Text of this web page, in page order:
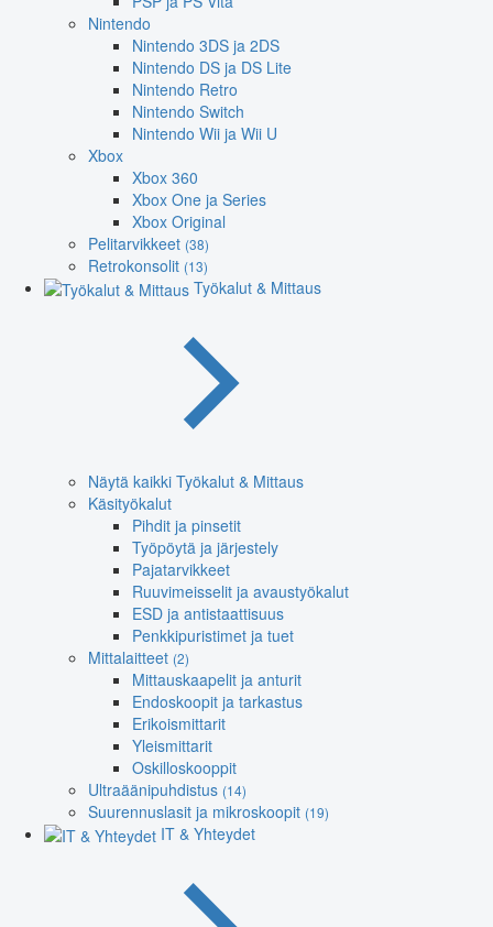
Nintendo
Nintendo 3DS ja 2DS
Nintendo DS ja DS Lite
Nintendo Retro
Nintendo Switch
Nintendo Wii ja Wii U
Xbox
Xbox 360
Xbox One ja Series
Xbox Original
Pelitarvikkeet (38)
Retrokonsolit (13)
Työkalut & Mittaus
Näytä kaikki Työkalut & Mittaus
Käsityökalut
Pihdit ja pinsetit
Työpöytä ja järjestely
Pajatarvikkeet
Ruuvimeisselit ja avaustyökalut
ESD ja antistaattisuus
Penkkipuristimet ja tuet
Mittalaitteet (2)
Mittauskaapelit ja anturit
Endoskoopit ja tarkastus
Erikoismittarit
Yleismittarit
Oskilloskooppit
Ultraäänipuhdistus (14)
Suurennuslasit ja mikroskoopit (19)
IT & Yhteydet